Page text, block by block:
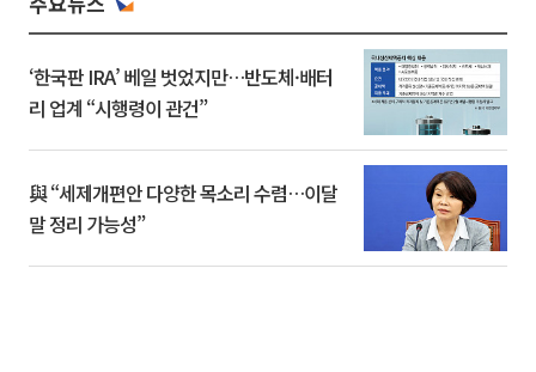
‘한국판 IRA’ 베일 벗었지만…반도체·배터
리 업계 “시행령이 관건”
與 “세제개편안 다양한 목소리 수렴…이달
말 정리 가능성”